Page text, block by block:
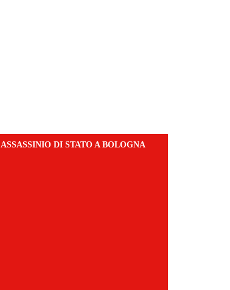
ASSASSINIO DI STATO A BOLOGNA